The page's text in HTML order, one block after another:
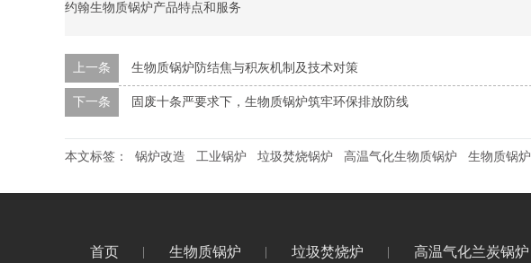
约翰生物质锅炉产品特点和服务
上一条 生物质锅炉防结焦与积灰机制及技术对策
下一条 固废十条严要求下，生物质锅炉筑牢环保排放防线
本文标签： 锅炉改造 工业锅炉 垃圾焚烧锅炉 高温气化生物质锅炉 生物质锅炉
首页 生物质锅炉 垃圾焚烧炉 高温气化兰炭锅炉